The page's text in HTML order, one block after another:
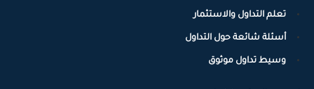
تعلم التداول والاستثمار
أسئلة شائعة حول التداول
وسيط تداول موثوق